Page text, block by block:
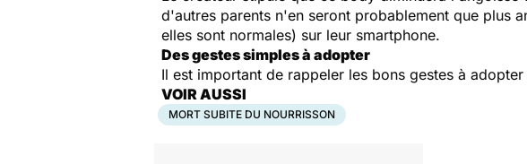
d'autres parents n'en seront probablement que plus
elles sont normales) sur leur smartphone.
Des gestes simples à adopter
Il est important de rappeler les bons gestes à
VOIR AUSSI
MORT SUBITE DU NOURRISSON